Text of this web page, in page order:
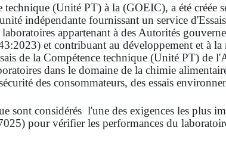
technique (Unité PT) à la (GOEIC), a été
indépendante fournissant un service
appartenant à des Autorités
et contribuant au développement et à
de la Compétence technique (Unité PT) de
dans le domaine de la chimie
des consommateurs, des essais
sont considérés l'une des exigences les plus
pour vérifier les performances du